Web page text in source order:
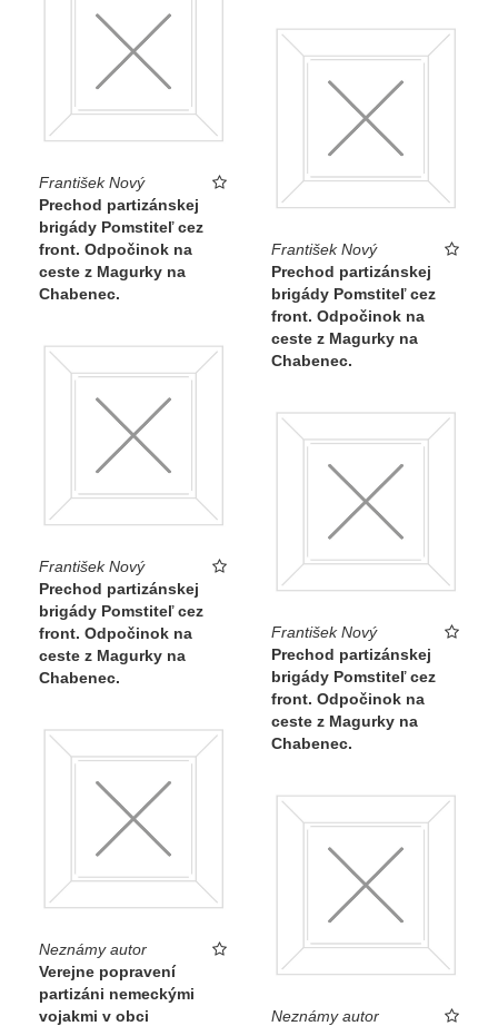
František Nový
Prechod partizánskej
brigády Pomstiteľ cez
front. Odpočinok na
ceste z Magurky na
Chabenec.
František Nový
Prechod partizánskej
brigády Pomstiteľ cez
front. Odpočinok na
ceste z Magurky na
Chabenec.
František Nový
Prechod partizánskej
brigády Pomstiteľ cez
front. Odpočinok na
ceste z Magurky na
Chabenec.
František Nový
Prechod partizánskej
brigády Pomstiteľ cez
front. Odpočinok na
ceste z Magurky na
Chabenec.
Neznámy autor
Verejne popravení
partizáni nemeckými
vojakmi v obci
Neznámy autor